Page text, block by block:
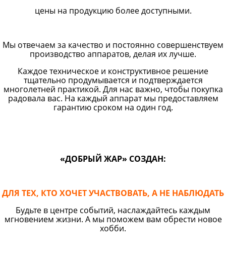
цены на продукцию более доступными.
Мы отвечаем за качество и постоянно совершенствуем
производство аппаратов, делая их лучше.
Каждое техническое и конструктивное решение
тщательно продумывается и подтверждается
многолетней практикой. Для нас важно, чтобы покупка
радовала вас. На каждый аппарат мы предоставляем
гарантию сроком на один год.
«ДОБРЫЙ ЖАР» СОЗДАН:
ДЛЯ ТЕХ, КТО ХОЧЕТ УЧАСТВОВАТЬ, А НЕ НАБЛЮДАТЬ
Будьте в центре событий, наслаждайтесь каждым
мгновением жизни. А мы поможем вам обрести новое
хобби.